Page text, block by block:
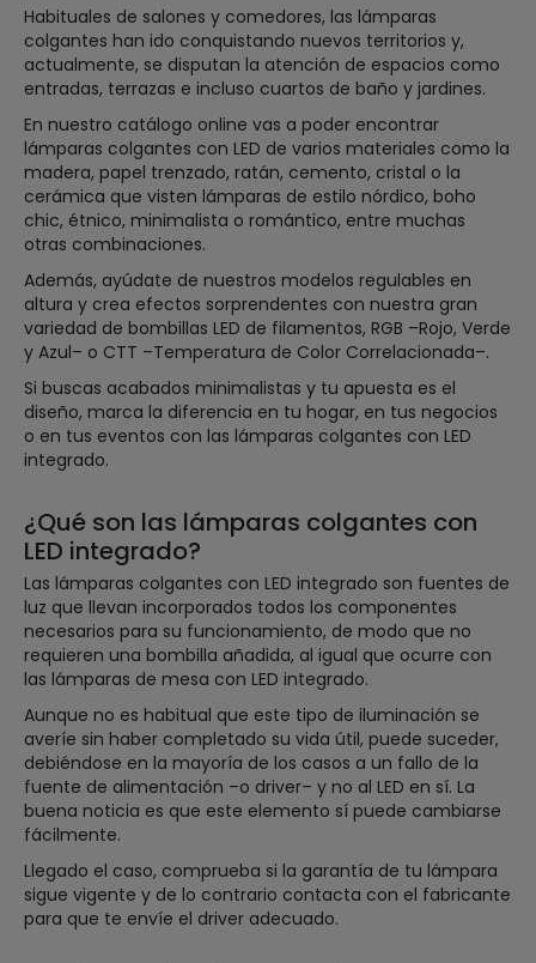
Habituales de salones y comedores, las lámparas
colgantes han ido conquistando nuevos territorios y,
actualmente, se disputan la atención de espacios como
entradas, terrazas e incluso cuartos de baño y jardines.
En nuestro catálogo online vas a poder encontrar
lámparas colgantes con LED de varios materiales como la
madera, papel trenzado, ratán, cemento, cristal o la
cerámica que visten lámparas de estilo nórdico, boho
chic, étnico, minimalista o romántico, entre muchas
otras combinaciones.
Además, ayúdate de nuestros modelos regulables en
altura y crea efectos sorprendentes con nuestra gran
variedad de bombillas LED de filamentos, RGB –Rojo, Verde
y Azul– o CTT –Temperatura de Color Correlacionada–.
Si buscas acabados minimalistas y tu apuesta es el
diseño, marca la diferencia en tu hogar, en tus negocios
o en tus eventos con las lámparas colgantes con LED
integrado.
¿Qué son las lámparas colgantes con
LED integrado?
Las lámparas colgantes con LED integrado son fuentes de
luz que llevan incorporados todos los componentes
necesarios para su funcionamiento, de modo que no
requieren una bombilla añadida, al igual que ocurre con
las lámparas de mesa con LED integrado.
Aunque no es habitual que este tipo de iluminación se
averíe sin haber completado su vida útil, puede suceder,
debiéndose en la mayoría de los casos a un fallo de la
fuente de alimentación –o driver– y no al LED en sí. La
buena noticia es que este elemento sí puede cambiarse
fácilmente.
Llegado el caso, comprueba si la garantía de tu lámpara
sigue vigente y de lo contrario contacta con el fabricante
para que te envíe el driver adecuado.